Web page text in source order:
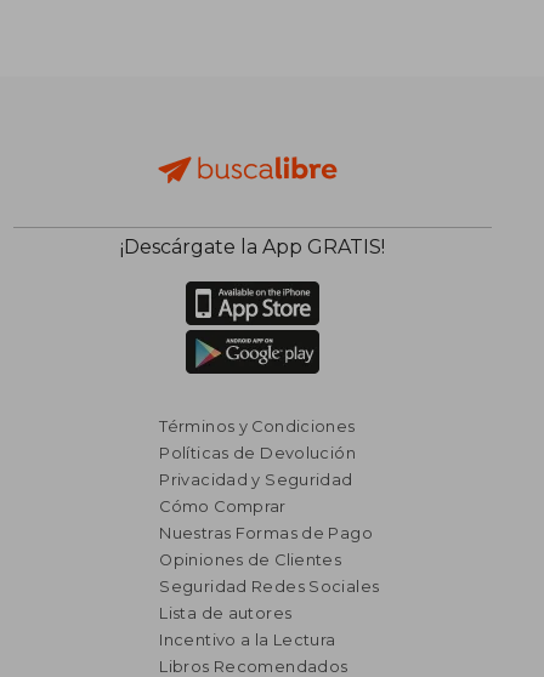
₡ 16.483
¡Descárgate la App GRATIS!
Términos y Condiciones
Políticas de Devolución
Privacidad y Seguridad
Cómo Comprar
Nuestras Formas de Pago
Opiniones de Clientes
Seguridad Redes Sociales
Lista de autores
Incentivo a la Lectura
Libros Recomendados